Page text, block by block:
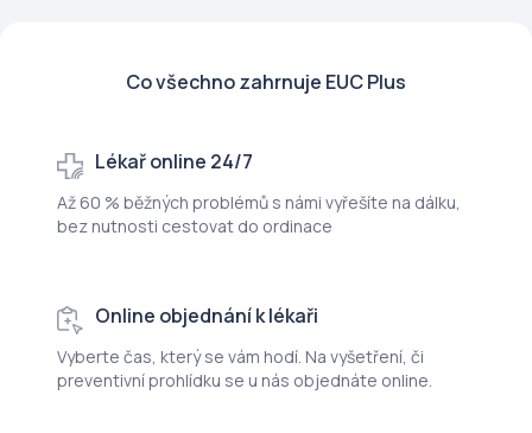
Co všechno zahrnuje EUC Plus
Lékař online 24/7
Až 60 % běžných problémů s námi vyřešíte na dálku,
bez nutnosti cestovat do ordinace
Online objednání k lékaři
Vyberte čas, který se vám hodí. Na vyšetření, či
preventivní prohlídku se u nás objednáte online.